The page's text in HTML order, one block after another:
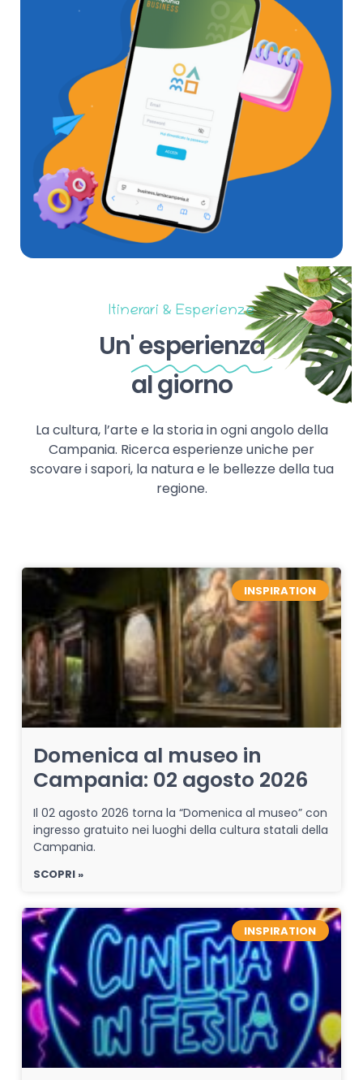
Itinerari & Esperienze
Un'esperienza
al giorno
La cultura, l’arte e la storia in ogni angolo della
Campania. Ricerca esperienze uniche per
scovare i sapori, la natura e le bellezze della tua
regione.
INSPIRATION
Domenica al museo in
Campania: 02 agosto 2026
Il 02 agosto 2026 torna la “Domenica al museo” con
ingresso gratuito nei luoghi della cultura statali della
Campania.
SCOPRI »
INSPIRATION